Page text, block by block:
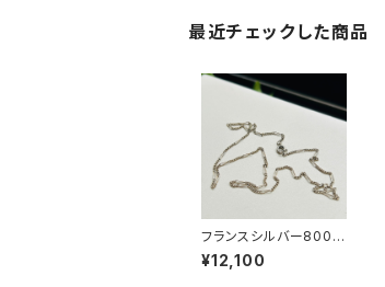
最近チェックした商品
フランスシルバー800
細フィガロチェーン（41.
5cm）
¥12,100